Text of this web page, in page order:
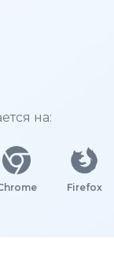
на:
Firefox